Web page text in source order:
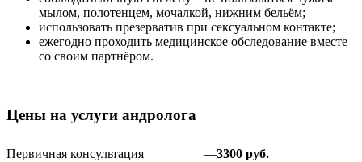
мылом, полотенцем, мочалкой, нижним бельём;
использовать презерватив при сексуальном контакте;
ежегодно проходить медицинское обследование вместе
со своим партнёром.
Цены на услуги андролога
Первичная консультация —3300 руб.